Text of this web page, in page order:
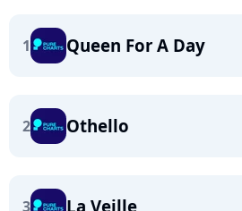
1 Queen For A Day
2 Othello
3 La Veille